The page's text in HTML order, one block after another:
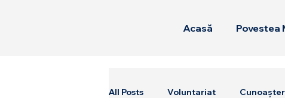
Acasă Povestea
All Posts Voluntariat